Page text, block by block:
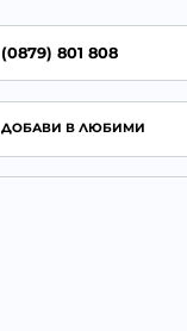
(0879) 801 808
ДОБАВИ В ЛЮБИМИ